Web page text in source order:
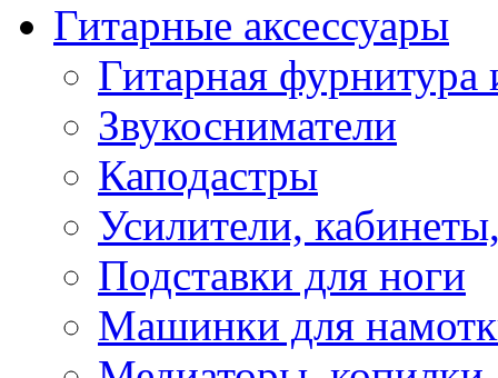
Гитарные аксессуары
Гитарная фурнитура
Звукосниматели
Каподастры
Усилители,
Подставки для ноги
Машинки для